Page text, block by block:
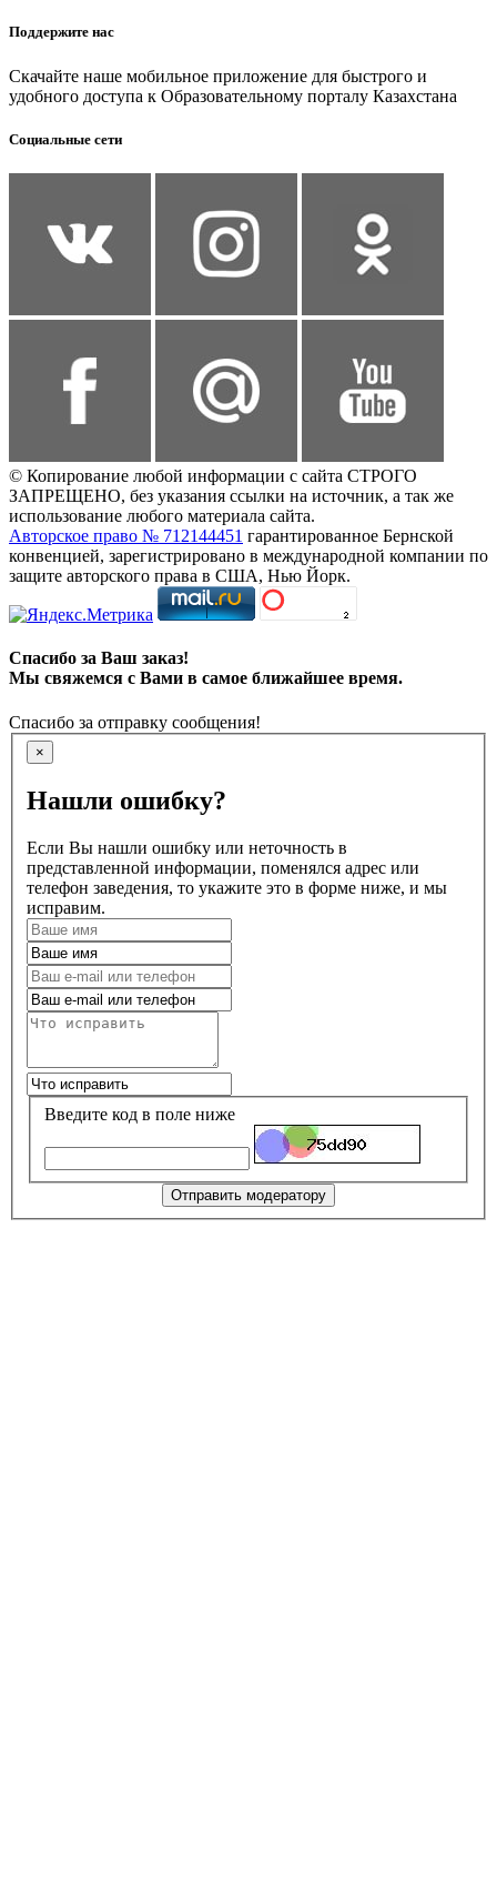
Поддержите нас
Скачайте наше мобильное приложение для быстрого и
удобного доступа к Образовательному порталу Казахстана
Социальные сети
© Копирование любой информации с сайта СТРОГО
ЗАПРЕЩЕНО, без указания ссылки на источник, а так же
использование любого материала сайта.
Авторское право № 712144451 гарантированное Бернской
конвенцией, зарегистрировано в международной компании по
защите авторского права в США, Нью Йорк.
Спасибо за Ваш заказ!
Мы свяжемся с Вами в самое ближайшее время.
Спасибо за отправку сообщения!
×
Нашли ошибку?
Если Вы нашли ошибку или неточность в
представленной информации, поменялся адрес или
телефон заведения, то укажите это в форме ниже, и мы
исправим.
Введите код в поле ниже
Отправить модератору